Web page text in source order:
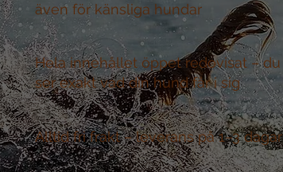
även för känsliga hundar
Hela innehållet öppet redovisat –du
ser exakt vad din hund får i sig
Alltid fri frakt –leverans på 1–3 dagar